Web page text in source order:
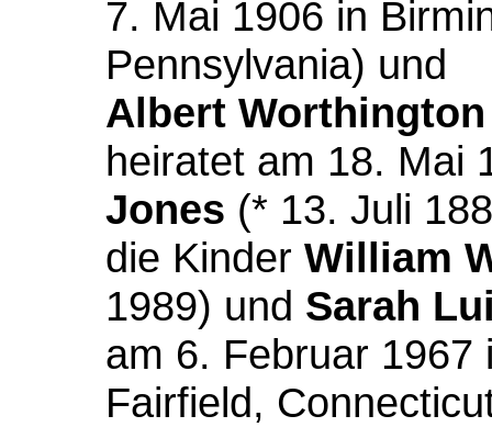
7. Mai 1906 in
Pennsylvania) und
Albert
heiratet am 18. Mai
Jones (* 13. Juli
die Kinder William
1989) und Sarah
am 6. Februar 1967
Fairfield,